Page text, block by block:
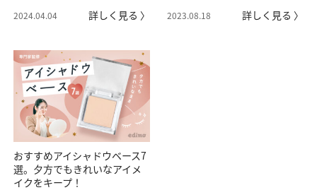
2024.04.04 詳しく見る 〉 2023.08.18 詳しく見る 〉
おすすめアイシャドウベース7
選。夕方でもきれいなアイメ
イクをキープ！